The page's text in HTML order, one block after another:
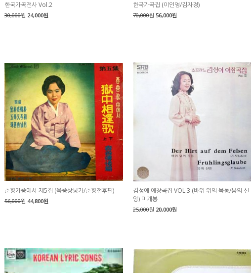
한국가곡전사 Vol.2
30,000원 24,000원
한국가곡집 (이인영/김자경)
70,000원 56,000원
춘향가중에서 제5집 (옥중상봉가/춘향전후편)
56,000원 44,800원
김성애 애창곡집 VOL.3 (바위 위의 목동/봄의 신
앙) 미개봉
25,000원 20,000원